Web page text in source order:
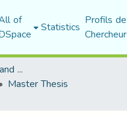
of Statistics Profils
Faculty of Humanities and Social Sciences
Master Thesis